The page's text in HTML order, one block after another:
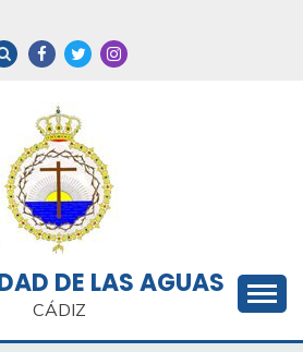
DE LAS AGUAS
CÁDIZ